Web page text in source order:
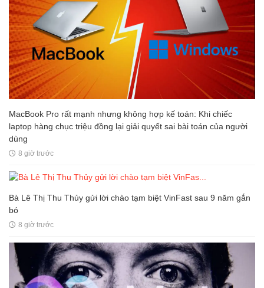
MacBook Pro rất mạnh nhưng không hợp kế toán: Khi chiếc
laptop hàng chục triệu đồng lại giải quyết sai bài toán của người
dùng
8 giờ trước
Bà Lê Thị Thu Thủy gửi lời chào tạm biệt VinFast sau 9 năm gắn
bó
8 giờ trước